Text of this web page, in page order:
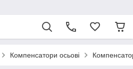
Компенсатори осьові